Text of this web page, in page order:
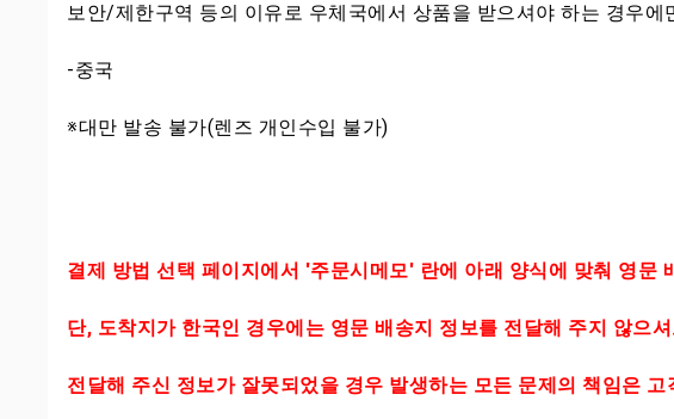
보안/제한구역 등의 이유로 우체국에서 상품을 받으셔야 하는 경우에
-중국
※대만 발송 불가(렌즈 개인수입 불가)
결제 방법 선택 페이지에서 '주문시메모' 란에 아래 양식에 맞춰 영문
단, 도착지가 한국인 경우에는 영문 배송지 정보를 전달해 주지 않으
전달해 주신 정보가 잘못되었을 경우 발생하는 모든 문제의 책임은 고